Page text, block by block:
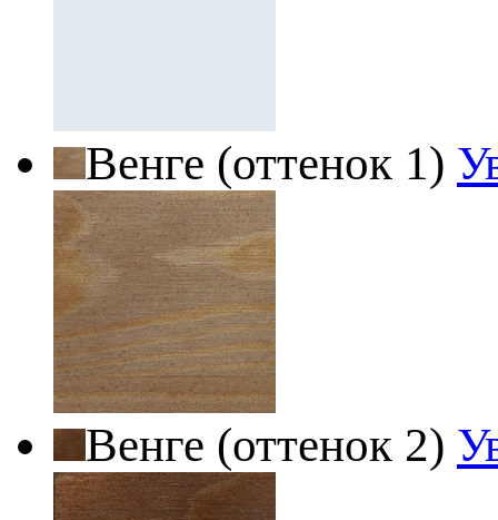
Венге (оттенок 1)
Венге (оттенок 2)